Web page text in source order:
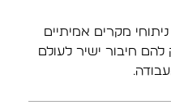
מקרים אמיתיים
חיבור ישיר לעולם